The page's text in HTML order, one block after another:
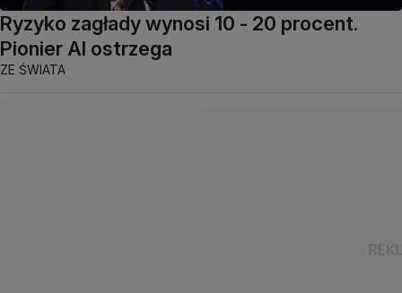
Ryzyko zagłady wynosi 10 - 20 procent.
Pionier AI ostrzega
ZE ŚWIATA